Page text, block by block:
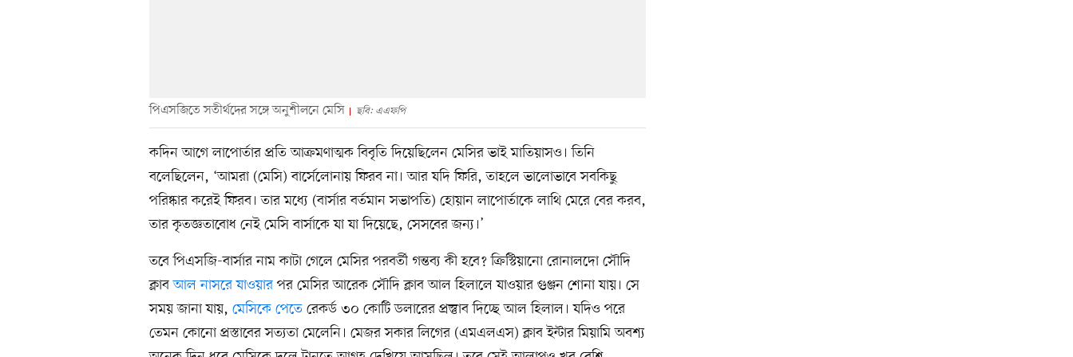
পিএসজিতে সতীর্থদের সঙ্গে অনুশীলনে মেসি ছবি: এএফপি
কদিন আগে লাপোর্তার প্রতি আক্রমণাত্মক বিবৃতি দিয়েছিলেন মেসির ভাই মাতিয়াসও। তিনি
বলেছিলেন, ‘আমরা (মেসি) বার্সেলোনায় ফিরব না। আর যদি ফিরি, তাহলে ভালোভাবে সবকিছু
পরিষ্কার করেই ফিরব। তার মধ্যে (বার্সার বর্তমান সভাপতি) হোয়ান লাপোর্তাকে লাথি মেরে বের করব,
তার কৃতজ্ঞতাবোধ নেই মেসি বার্সাকে যা যা দিয়েছে, সেসবের জন্য।’
তবে পিএসজি-বার্সার নাম কাটা গেলে মেসির পরবর্তী গন্তব্য কী হবে? ক্রিস্টিয়ানো রোনালদো সৌদি
ক্লাবআল নাসরে যাওয়ার পর মেসির আরেক সৌদি ক্লাব আল হিলালে যাওয়ার গুঞ্জন শোনা যায়। সে
সময় জানা যায়, মেসিকে পেতে রেকর্ড ৩০ কোটি ডলারের প্রস্তুাব দিচ্ছে আল হিলাল। যদিও পরে
তেমন কোনো প্রস্তাবের সত্যতা মেলেনি। মেজর সকার লিগের (এমএলএস) ক্লাব ইন্টার মিয়ামি অবশ্য